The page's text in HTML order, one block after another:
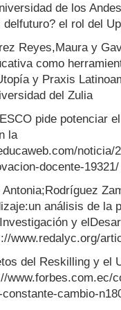
de los
delfuturo? el rol del
Reyes,Maura y
como
y Praxis
del Zulia
pide potenciar
la
noticia/
docente-19321/
análisis de la
y
www.redalyc.org/
del Reskilling y el
www.forbes.com.ec/
cambio-